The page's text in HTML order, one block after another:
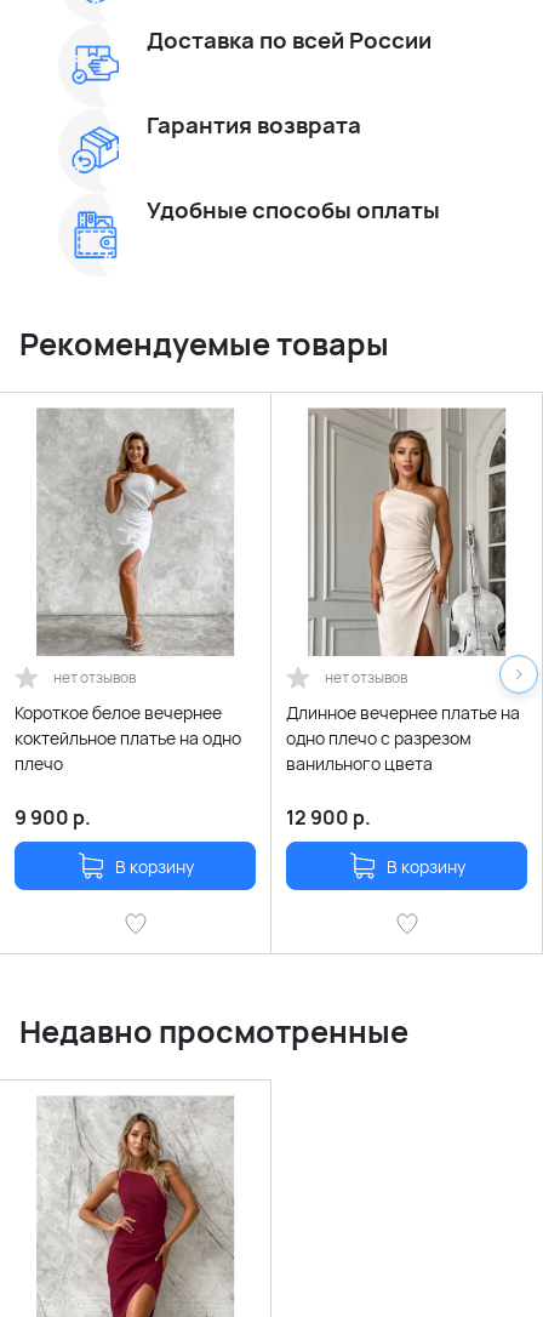
Доставка по всей России
Гарантия возврата
Удобные способы оплаты
Рекомендуемые товары
нет отзывов
Короткое белое вечернее
коктейльное платье на одно
плечо
9 900 р.
В корзину
нет отзывов
Длинное вечернее платье на
одно плечо с разрезом
ванильного цвета
12 900 р.
В корзину
Недавно просмотренные